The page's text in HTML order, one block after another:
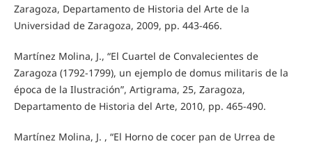
Zaragoza, Departamento de Historia del Arte de la
Universidad de Zaragoza, 2009, pp. 443-466.
Martínez Molina, J., “El Cuartel de Convalecientes de
Zaragoza (1792-1799), un ejemplo de domus militaris de la
época de la Ilustración”, Artigrama, 25, Zaragoza,
Departamento de Historia del Arte, 2010, pp. 465-490.
Martínez Molina, J. , “El Horno de cocer pan de Urrea de